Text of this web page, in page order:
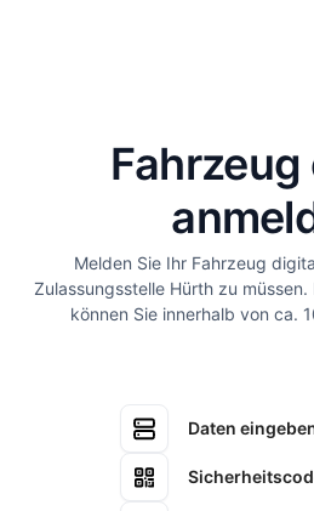
Melden Sie Ihr Fahrzeug
Zulassungsstelle Hürth zu
können Sie innerhalb von ca.
Daten